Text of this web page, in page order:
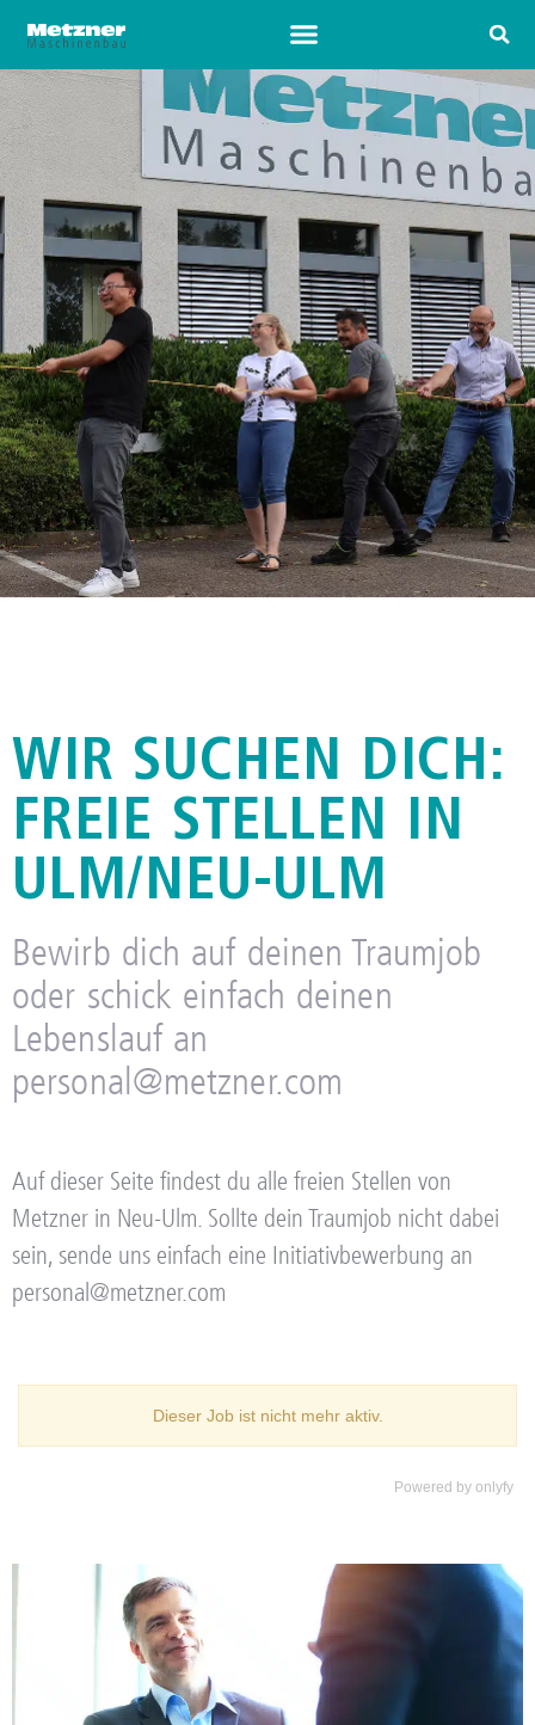
WIR SUCHEN DICH:
FREIE STELLEN IN
ULM/NEU-ULM
Bewirb dich auf deinen Traumjob
oder schick einfach deinen
Lebenslauf an
personal@metzner.com
Auf dieser Seite findest du alle freien Stellen von
Metzner in Neu-Ulm. Sollte dein Traumjob nicht dabei
sein, sende uns einfach eine Initiativbewerbung an
personal@metzner.com
Powered by onlyfy